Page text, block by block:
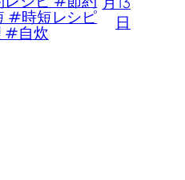
#時短レシピ
#自炊
日